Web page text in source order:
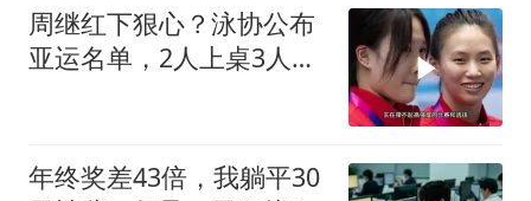
周继红下狠心？泳协公布
亚运名单，2人上桌3人下
年终奖差43倍，我躺平30